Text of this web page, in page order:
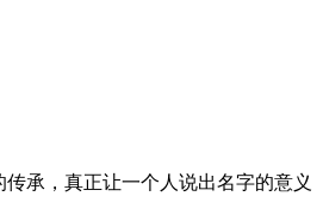
承，真正让一个人说出名字的意义